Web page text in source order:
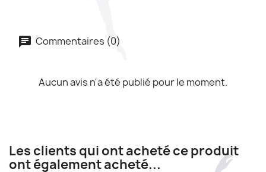
Commentaires (0)
Aucun avis n'a été publié pour le moment.
Les clients qui ont acheté ce produit
ont également acheté...